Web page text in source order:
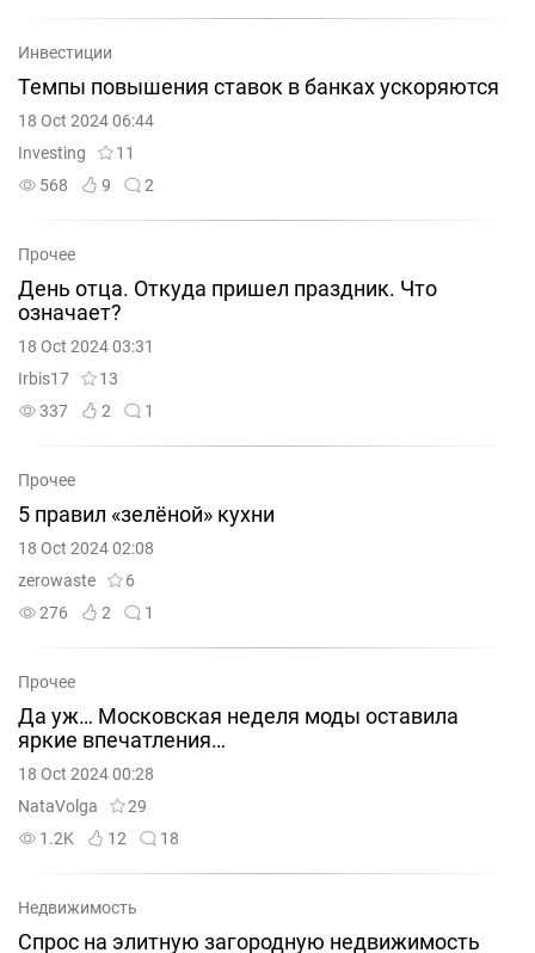
Инвестиции
Темпы повышения ставок в банках ускоряются
18 Oct 2024 06:44
Investing
11
568
9 2
Прочее
День отца. Откуда пришел праздник. Что
означает?
18 Oct 2024 03:31
Irbis17
13
337
2 1
Прочее
5 правил «зелёной» кухни
18 Oct 2024 02:08
zerowaste
6
276
2 1
Прочее
Да уж… Московская неделя моды оставила
яркие впечатления…
18 Oct 2024 00:28
NataVolga
29
1.2K
12 18
Недвижимость
Спрос на элитную загородную недвижимость